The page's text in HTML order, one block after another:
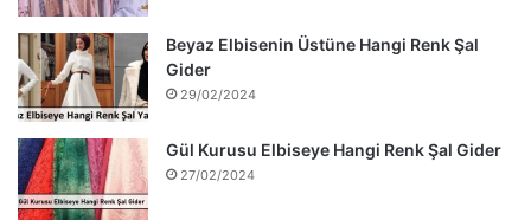
Beyaz Elbisenin Üstüne Hangi Renk Şal
Gider
29/02/2024
Gül Kurusu Elbiseye Hangi Renk Şal Gider
27/02/2024